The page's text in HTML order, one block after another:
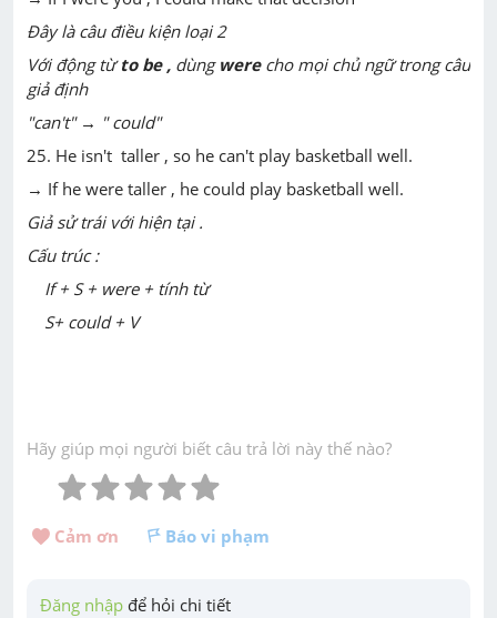
Đây là câu điều kiện loại 2
Với động từto be , dùng were cho mọi chủ ngữ trong câu
giả định
"can't" → " could"
25. He isn't taller , so he can't play basketball well.
→ If he were taller , he could play basketball well.
Giả sử trái với hiện tại .
Cấu trúc :
If + S + were + tính từ
S+ could + V
Hãy giúp mọi người biết câu trả lời này thế nào?
Cảm ơn Báo vi phạm
Đăng nhập để hỏi chi tiết